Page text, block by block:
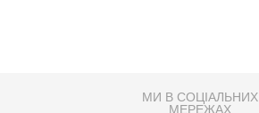
МИ В СОЦІАЛЬНИХ
МЕРЕЖАХ